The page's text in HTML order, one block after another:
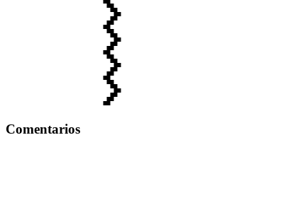
Comentarios